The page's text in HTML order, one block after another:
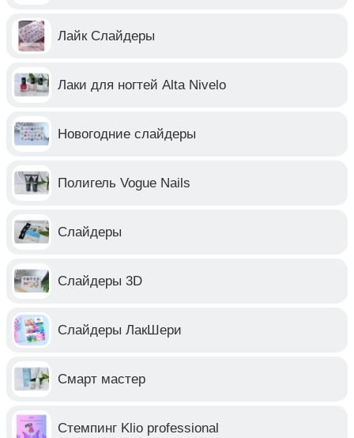
Лайк Слайдеры
Лаки для ногтей Alta Nivelo
Новогодние слайдеры
Полигель Vogue Nails
Слайдеры
Слайдеры 3D
Слайдеры ЛакШери
Смарт мастер
Стемпинг Klio professional